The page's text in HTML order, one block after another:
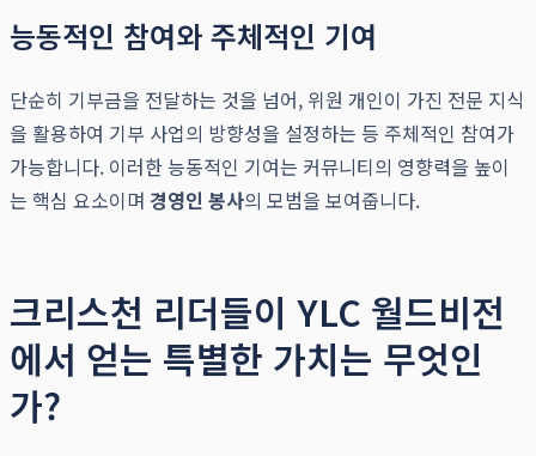
능동적인 참여와 주체적인 기여
단순히 기부금을 전달하는 것을 넘어, 위원 개인이 가진 전문 지식
을 활용하여 기부 사업의 방향성을 설정하는 등 주체적인 참여가
가능합니다. 이러한 능동적인 기여는 커뮤니티의 영향력을 높이
는 핵심 요소이며 경영인 봉사의 모범을 보여줍니다.
크리스천 리더들이 YLC 월드비전
에서 얻는 특별한 가치는 무엇인
가?